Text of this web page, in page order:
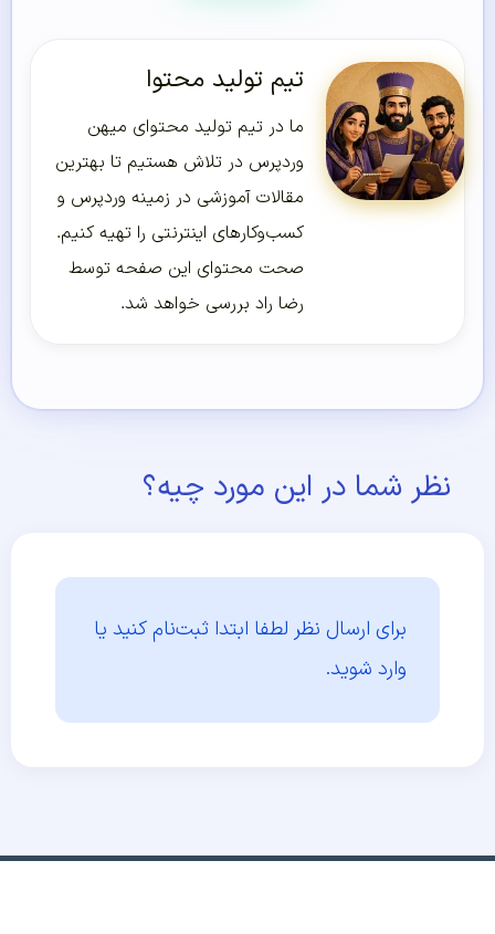
تیم تولید محتوا
ما در تیم تولید محتوای میهن
وردپرس در تلاش هستیم تا بهترین
مقالات آموزشی در زمینه وردپرس و
کسب‌و‌کارهای اینترنتی را تهیه کنیم.
صحت محتوای این صفحه توسط
رضا راد بررسی خواهد شد.
نظر شما در این مورد چیه؟
برای ارسال نظر لطفا ابتدا ثبت‌نام کنید یا
وارد شوید.